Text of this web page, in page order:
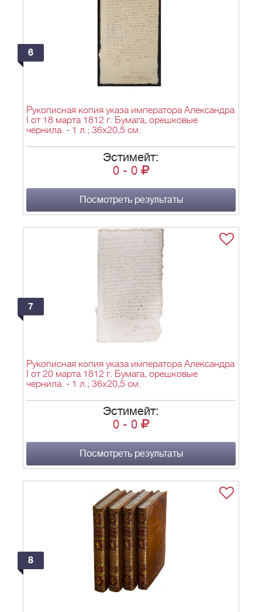
6
Рукописная копия указа императора Александра
I от 18 марта 1812 г. Бумага, орешковые
чернила. - 1 л.; 36х20,5 см.
Эстимейт:
0 - 0
Посмотреть результаты
7
Рукописная копия указа императора Александра
I от 20 марта 1812 г. Бумага, орешковые
чернила. - 1 л.; 36х20,5 см.
Эстимейт:
0 - 0
Посмотреть результаты
8